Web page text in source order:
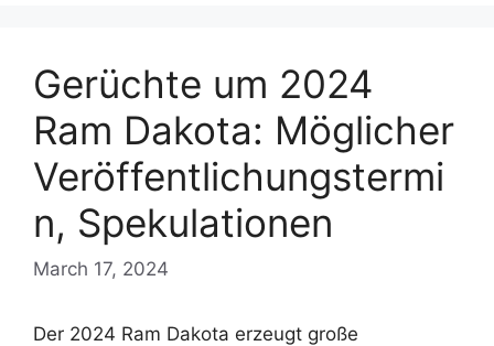
Gerüchte um 2024
Ram Dakota: Möglicher
Veröffentlichungstermi
n, Spekulationen
March 17, 2024
Der 2024 Ram Dakota erzeugt große